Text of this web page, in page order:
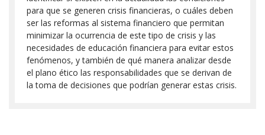
para que se generen crisis financieras, o cuáles deben
ser las reformas al sistema financiero que permitan
minimizar la ocurrencia de este tipo de crisis y las
necesidades de educación financiera para evitar estos
fenómenos, y también de qué manera analizar desde
el plano ético las responsabilidades que se derivan de
la toma de decisiones que podrían generar estas crisis.